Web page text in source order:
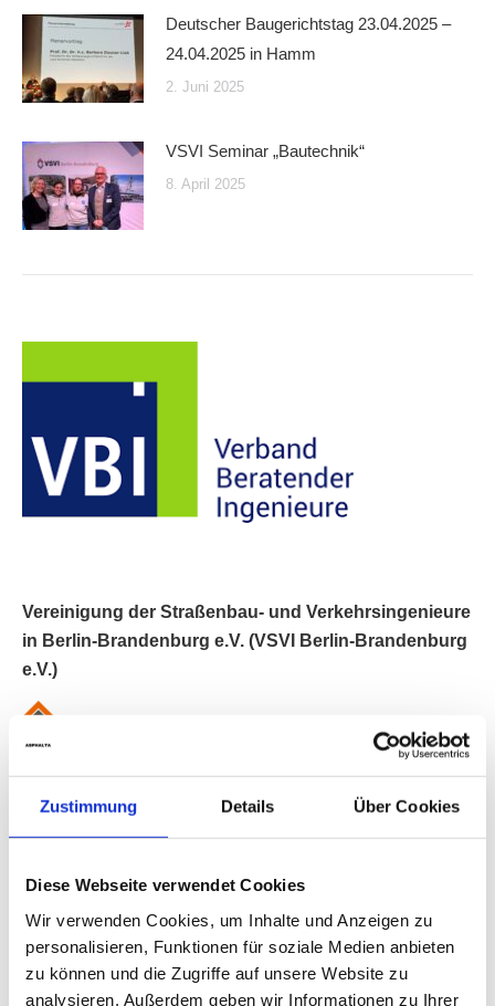
Zustimmung Details Über Cookies
Diese Webseite verwendet Cookies
Wir verwenden Cookies, um Inhalte und Anzeigen zu
personalisieren, Funktionen für soziale Medien anbieten
zu können und die Zugriffe auf unsere Website zu
analysieren. Außerdem geben wir Informationen zu Ihrer
Deutscher Baugerichtstag 23.04.2025 –
24.04.2025 in Hamm
2. Juni 2025
VSVI Seminar „Bautechnik“
8. April 2025
Vereinigung der Straßenbau- und Verkehrsingenieure
in Berlin-Brandenburg e.V. (VSVI Berlin-Brandenburg
e.V.)
Rechts